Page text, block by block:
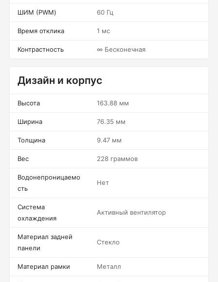
ШИМ (PWM) 60 Гц
Время отклика 1 мс
Контрастность ∞ Бесконечная
Дизайн и корпус
Высота 163.88 мм
Ширина 76.35 мм
Толщина 9.47 мм
Вес 228 граммов
Водонепроницаемо
сть
Нет
Система
охлаждения
Активный вентилятор
Материал задней
панели
Стекло
Материал рамки Металл